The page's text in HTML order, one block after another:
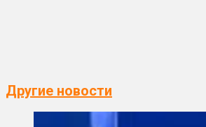
Другие новости